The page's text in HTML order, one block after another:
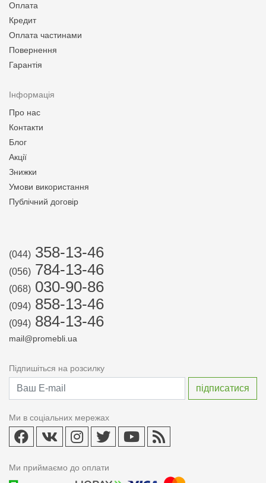
Оплата
Кредит
Оплата частинами
Повернення
Гарантія
Інформація
Про нас
Контакти
Блог
Акції
Знижки
Умови використання
Публічний договір
(044) 358-13-46
(056) 784-13-46
(068) 030-90-86
(094) 858-13-46
(094) 884-13-46
mail@promebli.ua
Підпишіться на розсилку
Ми в соціальних мережах
Ми приймаємо до оплати